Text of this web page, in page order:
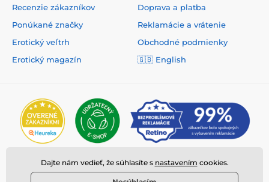
Recenzie zákazníkov
Ponúkané značky
Erotický veľtrh
Erotický magazín
Doprava a platba
Reklamácie a vrátenie
Obchodné podmienky
🇬🇧 English
Dajte nám vedieť, že súhlasíte s nastavením cookies.